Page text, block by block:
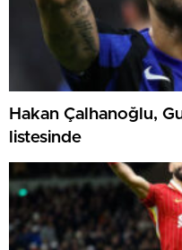
Hakan Çalhanoğlu,
listesinde